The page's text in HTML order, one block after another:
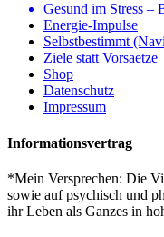
Gesund im Stress –
Energie-Impulse
Selbstbestimmt
Ziele statt Vorsaetze
Shop
Datenschutz
Impressum
Informationsvertrag
*Mein Versprechen: Die
sowie auf psychisch und
ihr Leben als Ganzes in